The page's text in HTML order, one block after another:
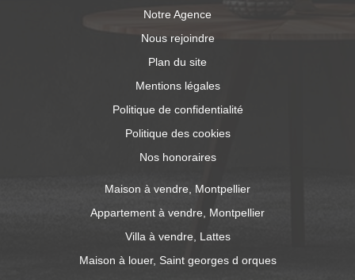
Notre Agence
Nous rejoindre
Plan du site
Mentions légales
Politique de confidentialité
Politique des cookies
Nos honoraires
Maison à vendre, Montpellier
Appartement à vendre, Montpellier
Villa à vendre, Lattes
Maison à louer, Saint georges d orques